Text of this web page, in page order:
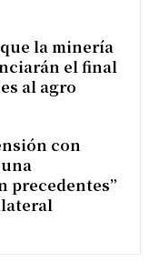
la minería
el final
al agro
con
precedentes”